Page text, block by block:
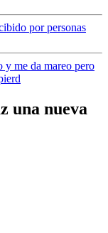
por personas
me da mareo pero
una nueva